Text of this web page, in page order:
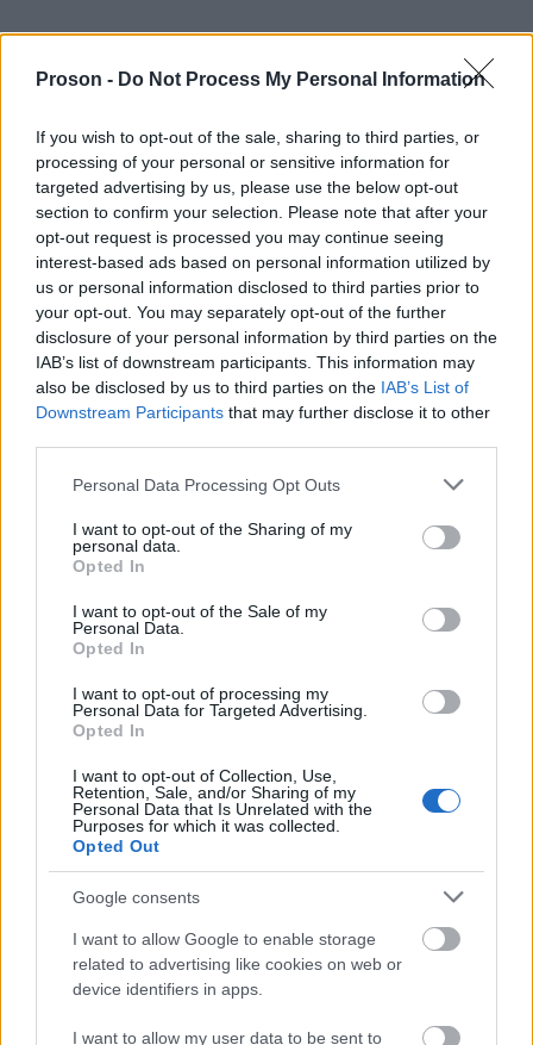
Proson - Do Not Process My Personal Information
If you wish to opt-out of the sale, sharing to third parties, or
processing of your personal or sensitive information for
targeted advertising by us, please use the below opt-out
section to confirm your selection. Please note that after your
opt-out request is processed you may continue seeing
interest-based ads based on personal information utilized by
us or personal information disclosed to third parties prior to
your opt-out. You may separately opt-out of the further
disclosure of your personal information by third parties on the
IAB’s list of downstream participants. This information may
also be disclosed by us to third parties on the IAB’s List of
Downstream Participants that may further disclose it to other
Please note that this website/app uses one or more Google
not limited to your visit or usage behaviour. You may click to
grant or deny consent to Google and its third-party tags to
use your data for below specified purposes in below Google
consent section.
Personal Data Processing Opt Outs
I want to opt-out of the Sharing of my
personal data.
Opted In
I want to opt-out of the Sale of my
Personal Data.
Opted In
I want to opt-out of processing my
Personal Data for Targeted Advertising.
Opted In
I want to opt-out of Collection, Use,
Retention, Sale, and/or Sharing of my
Personal Data that Is Unrelated with the
Purposes for which it was collected.
Opted Out
Google consents
I want to allow Google to enable storage
related to advertising like cookies on web or
device identifiers in apps.
I want to allow my user data to be sent to
Fresh Products Specialist στη Σίνδο
Θεσσαλονίκης
Καθαριστής Καταστήματος (2ωρη μερική
απασχόληση) στο Αγρίνιο
Υπάλληλοι Καταστήματος (6ωρη μερική
απασχόληση, ορισμένου χρόνου) στην
Κασσανδρεία Χαλκιδικής
Βοηθός Διευθυντή Καταστήματος (6ωρη μερική
απασχόληση) στη Ραφήνα
Υπάλληλος Καταστήματος (4ωρη μερική
απασχόληση) στο Ελληνικό
Υπάλληλος Καταστήματος (4ωρη μερική
απασχόληση) στη Ρόδο
Βοηθός Διευθυντή Καταστήματος (6ωρη μερική
απασχόληση) στη Ρόδο
Area Manager στη Κεντρική Ελλάδα
Υποδιευθυντής Καταστήματος στη Νικήτη
Χαλκιδικής
Μπορείτε να δείτε όλες τις διαθέσιμες θέσεις και
να κάνετε αίτηση για εκείνη του ενδιαφέροντος
σας, στον ακόλουθο ενεργό σύνδεσμο,
εδώ.